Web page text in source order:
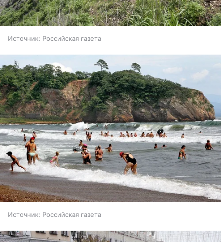
Источник: Российская газета
Источник: Российская газета